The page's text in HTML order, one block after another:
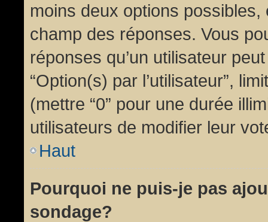
moins deux options
champ des réponses. Vous
réponses qu’un utilisateur
“Option(s) par l’utilisateur”,
(mettre “0” pour une durée
utilisateurs de modifier leur
Haut
Pourquoi ne puis-je pas
sondage?